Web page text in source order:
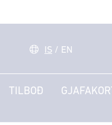
IS / EN
TILBOÐ GJAFAKORT